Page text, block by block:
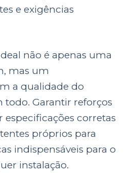
e exigências
não é apenas uma
mas um
a qualidade do
Garantir reforços
especificações corretas
próprios para
indispensáveis para o
instalação.